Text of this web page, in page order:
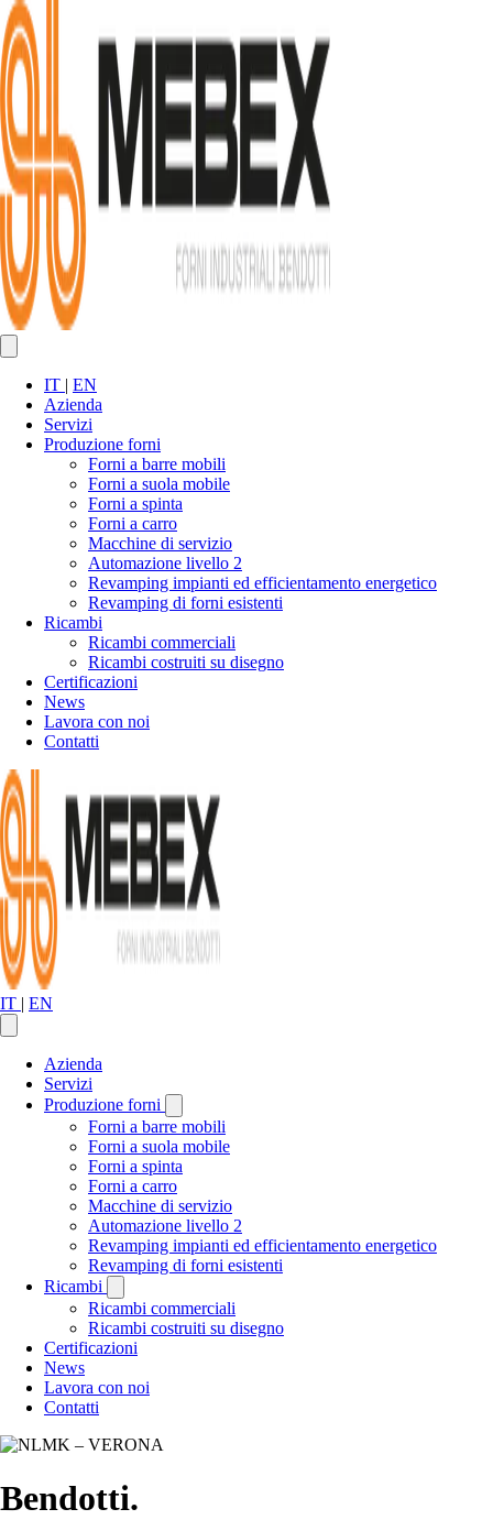
IT | EN
Azienda
Servizi
Produzione forni
Forni a barre mobili
Forni a suola mobile
Forni a spinta
Forni a carro
Macchine di servizio
Automazione livello 2
Revamping impianti ed efficientamento energetico
Revamping di forni esistenti
Ricambi
Ricambi commerciali
Ricambi costruiti su disegno
Certificazioni
News
Lavora con noi
Contatti
IT | EN
Azienda
Servizi
Produzione forni
Forni a barre mobili
Forni a suola mobile
Forni a spinta
Forni a carro
Macchine di servizio
Automazione livello 2
Revamping impianti ed efficientamento energetico
Revamping di forni esistenti
Ricambi
Ricambi commerciali
Ricambi costruiti su disegno
Certificazioni
News
Lavora con noi
Contatti
Bendotti.